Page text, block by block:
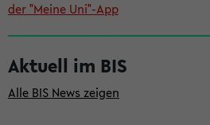
e
der "Meine Uni"-App
Aktuell im BIS
Alle BIS News zeigen